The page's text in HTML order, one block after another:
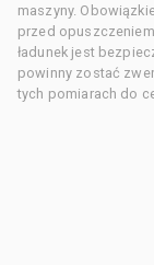
maszyny.
przed
ładunek jest
powinny zostać
tych pomiarach do